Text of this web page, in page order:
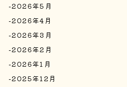
2026年5月
2026年4月
2026年3月
2026年2月
2026年1月
2025年12月